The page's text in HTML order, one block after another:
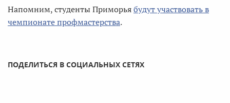
Напомним, студенты Приморьябудут участвовать в
чемпионате профмастерства.
ПОДЕЛИТЬСЯ В СОЦИАЛЬНЫХ СЕТЯХ